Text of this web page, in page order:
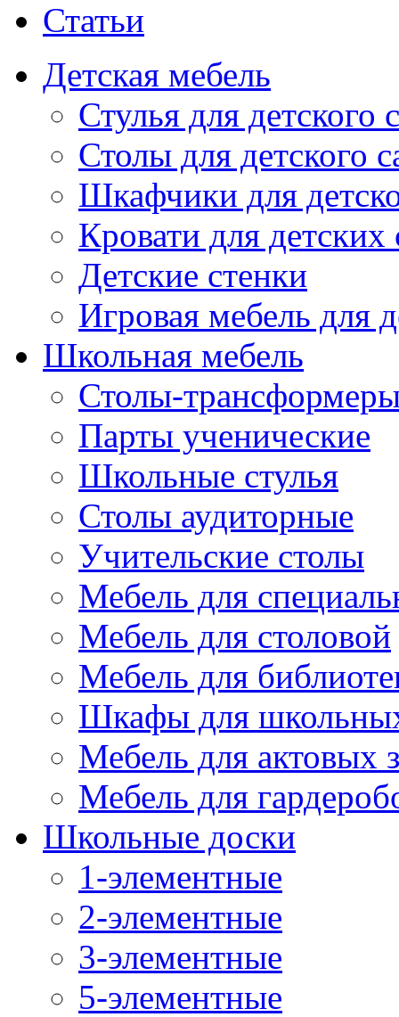
Статьи
Детская мебель
Стулья для детского
Столы для детского
Шкафчики для
Кровати для детских
Детские стенки
Игровая мебель для
Школьная мебель
Столы-
Парты ученические
Школьные стулья
Столы аудиторные
Учительские столы
Мебель для
Мебель для столовой
Мебель для
Шкафы для
Мебель для актовых
Мебель для
Школьные доски
1-элементные
2-элементные
3-элементные
5-элементные